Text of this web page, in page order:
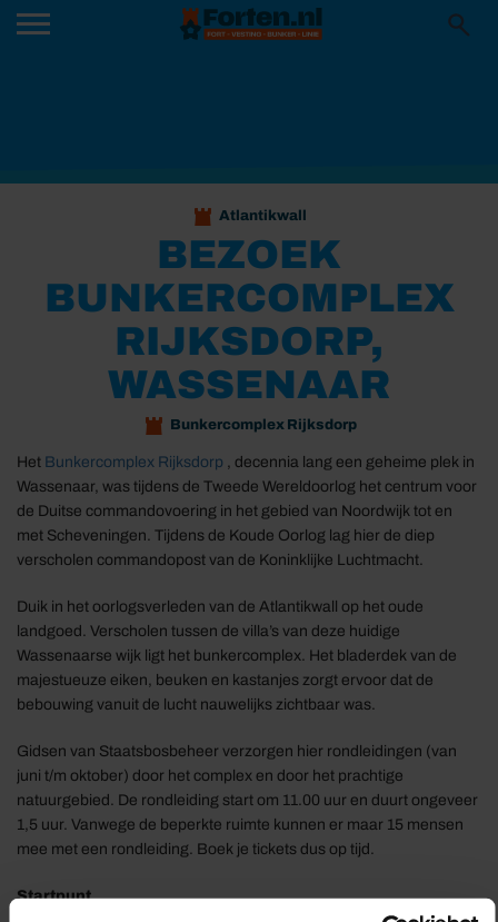
Atlantikwall
BEZOEK
BUNKERCOMPLEX
RIJKSDORP,
WASSENAAR
Bunkercomplex Rijksdorp
Het Bunkercomplex Rijksdorp , decennia lang een geheime plek in
Wassenaar, was tijdens de Tweede Wereldoorlog het centrum voor
de Duitse commandovoering in het gebied van Noordwijk tot en
met Scheveningen. Tijdens de Koude Oorlog lag hier de diep
verscholen commandopost van de Koninklijke Luchtmacht.
Duik in het oorlogsverleden van de Atlantikwall op het oude
landgoed. Verscholen tussen de villa’s van deze huidige
Wassenaarse wijk ligt het bunkercomplex. Het bladerdek van de
majestueuze eiken, beuken en kastanjes zorgt ervoor dat de
bebouwing vanuit de lucht nauwelijks zichtbaar was.
Gidsen van Staatsbosbeheer verzorgen hier rondleidingen (van
juni t/m oktober) door het complex en door het prachtige
natuurgebied. De rondleiding start om 11.00 uur en duurt ongeveer
1,5 uur. Vanwege de beperkte ruimte kunnen er maar 15 mensen
mee met een rondleiding. Boek je tickets dus op tijd.
Startpunt